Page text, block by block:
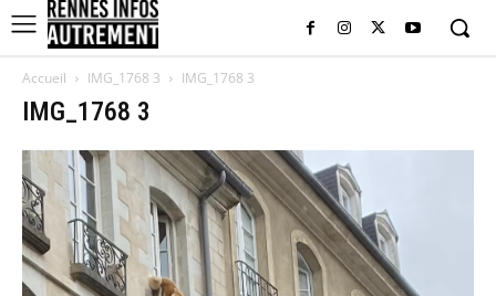
Accueil IMG_1768 3 IMG_1768 3
IMG_1768 3